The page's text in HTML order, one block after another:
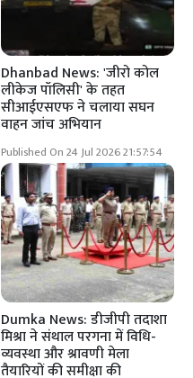
Dhanbad News: 'जीरो कोल
लीकेज पॉलिसी' के तहत
सीआईएसएफ ने चलाया सघन
वाहन जांच अभियान
Published On 24 Jul 2026 21:57:54
Dumka News: डीजीपी तदाशा
मिश्रा ने संथाल परगना में विधि-
व्यवस्था और श्रावणी मेला
तैयारियों की समीक्षा की